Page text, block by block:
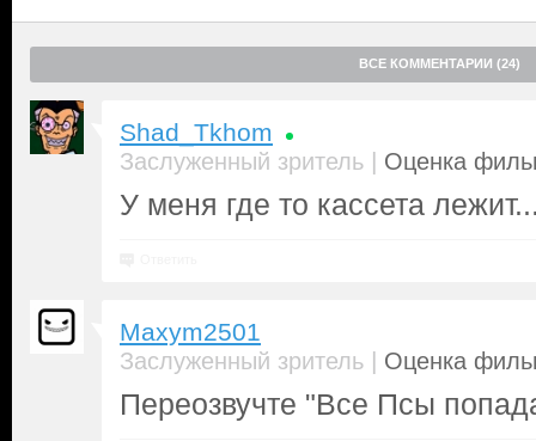
ВСЕ КОММЕНТАРИИ (24)
Shad_Tkhom
Заслуженный зритель | Оценка
У меня где то кассета
Maxym2501
Заслуженный зритель | Оценка
Переозвучте "Все Псы